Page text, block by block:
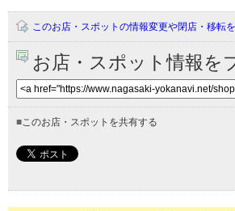
このお店・スポットの情報変更や閉店・移転
お店・スポット情報を
■このお店・スポットを共有する